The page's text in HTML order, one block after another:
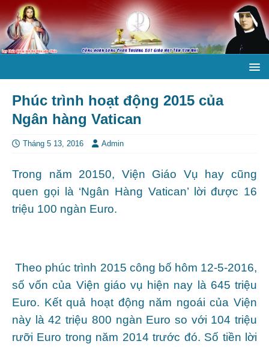
Phúc trình hoạt động 2015 của
Ngân hàng Vatican
Tháng 5 13, 2016 Admin
Trong năm 20150, Viện Giáo Vụ hay cũng
quen gọi là ‘Ngân Hàng Vatican’ lời được 16
triệu 100 ngàn Euro.
Theo phúc trình 2015 công bố hôm 12-5-2016,
số vốn của Viện giáo vụ hiện nay là 645 triệu
Euro. Kết quả hoạt động năm ngoái của Viện
này là 42 triệu 800 ngàn Euro so với 104 triệu
rưỡi Euro trong năm 2014 trước đó. Số tiền lời